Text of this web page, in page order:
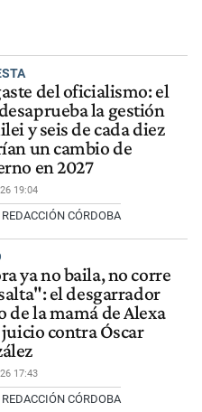
del oficialismo: el
la gestión
y seis de cada diez
un cambio de
en 2027
19:04
CÓRDOBA
ya no baila, no corre
el desgarrador
de la mamá de Alexa
contra Óscar
17:43
CÓRDOBA